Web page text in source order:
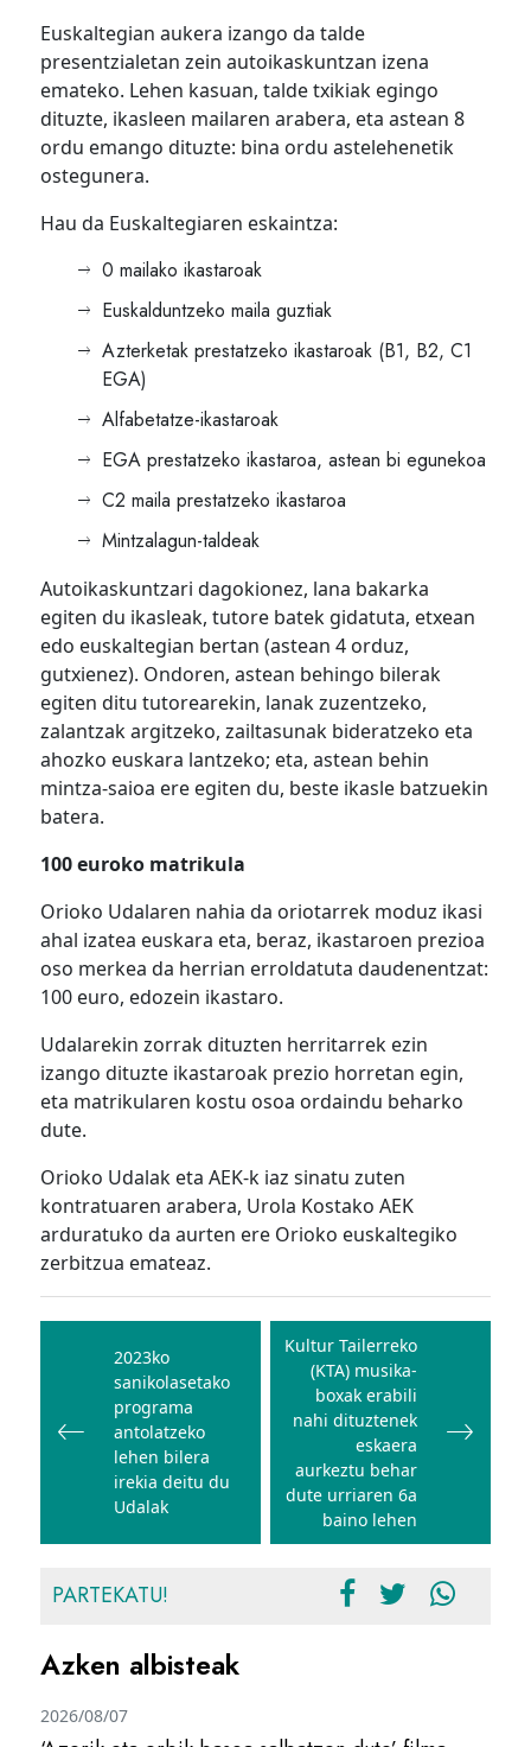
Euskaltegian aukera izango da talde
presentzialetan zein autoikaskuntzan izena
emateko. Lehen kasuan, talde txikiak egingo
dituzte, ikasleen mailaren arabera, eta astean 8
ordu emango dituzte: bina ordu astelehenetik
ostegunera.
Hau da Euskaltegiaren eskaintza:
0 mailako ikastaroak
Euskalduntzeko maila guztiak
Azterketak prestatzeko ikastaroak (B1, B2, C1
EGA)
Alfabetatze-ikastaroak
EGA prestatzeko ikastaroa, astean bi egunekoa
C2 maila prestatzeko ikastaroa
Mintzalagun-taldeak
Autoikaskuntzari dagokionez, lana bakarka
egiten du ikasleak, tutore batek gidatuta, etxean
edo euskaltegian bertan (astean 4 orduz,
gutxienez). Ondoren, astean behingo bilerak
egiten ditu tutorearekin, lanak zuzentzeko,
zalantzak argitzeko, zailtasunak bideratzeko eta
ahozko euskara lantzeko; eta, astean behin
mintza-saioa ere egiten du, beste ikasle batzuekin
batera.
100 euroko matrikula
Orioko Udalaren nahia da oriotarrek moduz ikasi
ahal izatea euskara eta, beraz, ikastaroen prezioa
oso merkea da herrian erroldatuta daudenentzat:
100 euro, edozein ikastaro.
Udalarekin zorrak dituzten herritarrek ezin
izango dituzte ikastaroak prezio horretan egin,
eta matrikularen kostu osoa ordaindu beharko
dute.
Orioko Udalak eta AEK-k iaz sinatu zuten
kontratuaren arabera, Urola Kostako AEK
arduratuko da aurten ere Orioko euskaltegiko
zerbitzua emateaz.
Bidalketetan
zehar
nabigatu
2023ko
sanikolasetako
programa
antolatzeko
lehen bilera
irekia deitu du
Udalak
Kultur Tailerreko
(KTA) musika-
boxak erabili
nahi dituztenek
eskaera
aurkeztu behar
dute urriaren 6a
baino lehen
PARTEKATU!
Azken albisteak
2026/08/07